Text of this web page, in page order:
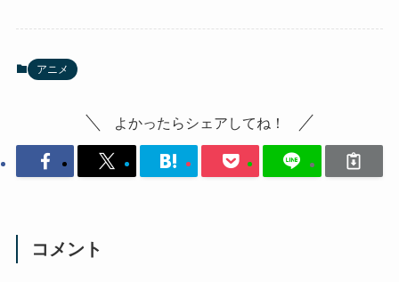
アニメ
よかったらシェアしてね！
コメント